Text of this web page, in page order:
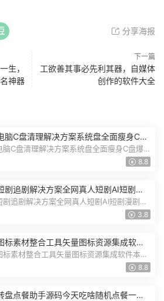
分享海报
生，
神器
下一篇
工欲善其事必先利其器，自媒体
创作的软件大全
脑C盘清理解决方案系统盘全面瘦身C盘
全清理方法C盘空间不足清理步骤软件工
脑C盘清理解决方案系统盘全面瘦身C盘爆
8.8
剧追剧解决方案全网真人短剧AI短剧漫
剧横屏剧海量短剧免费观看网盘短剧全
剧追剧解决方案全网真人短剧AI短剧漫剧竖
3.8
标素材整合工具矢量图标资源集成软件
线向量图标美工必备图标神器即拖即用
标素材整合工具矢量图标资源集成软件本地
8.8
盘点餐助手源码今天吃啥随机点餐一日